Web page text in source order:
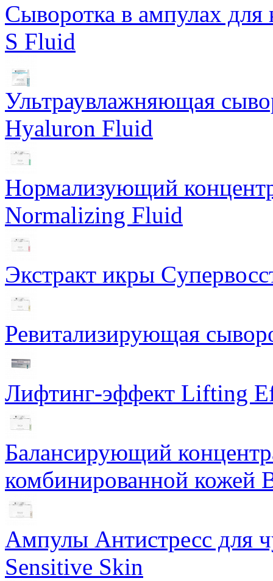
Сыворотка в ампулах для
S Fluid
Ультраувлажняющая
Hyaluron Fluid
Нормализующий
Normalizing Fluid
Экстракт икры
Ревитализирующая
Лифтинг-эффект Lifting
Балансирующий
комбинированной кожей
Ампулы Антистресс для
Sensitive Skin